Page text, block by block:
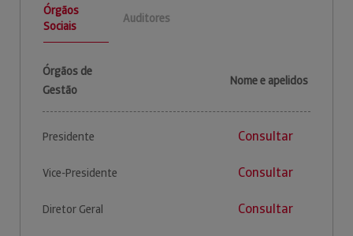
Órgãos
Sociais
Auditores
Órgãos de
Gestão
Nome e apelidos
Presidente Consultar
Vice-Presidente Consultar
Diretor Geral Consultar